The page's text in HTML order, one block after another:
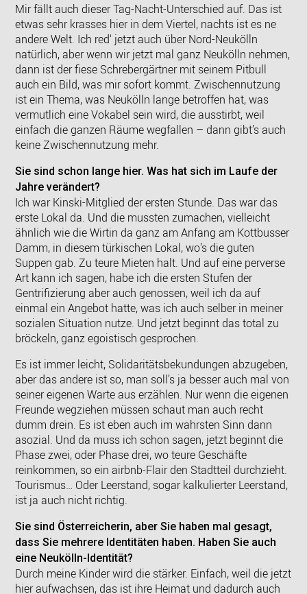
Mir fällt auch dieser Tag-Nacht-Unterschied auf. Das ist
etwas sehr krasses hier in dem Viertel, nachts ist es ne
andere Welt. Ich red‘ jetzt auch über Nord-Neukölln
natürlich, aber wenn wir jetzt mal ganz Neukölln nehmen,
dann ist der fiese Schrebergärtner mit seinem Pitbull
auch ein Bild, was mir sofort kommt. Zwischennutzung
ist ein Thema, was Neukölln lange betroffen hat, was
vermutlich eine Vokabel sein wird, die ausstirbt, weil
einfach die ganzen Räume wegfallen – dann gibt’s auch
keine Zwischennutzung mehr.
Sie sind schon lange hier. Was hat sich im Laufe der
Jahre verändert?
Ich war Kinski-Mitglied der ersten Stunde. Das war das
erste Lokal da. Und die mussten zumachen, vielleicht
ähnlich wie die Wirtin da ganz am Anfang am Kottbusser
Damm, in diesem türkischen Lokal, wo’s die guten
Suppen gab. Zu teure Mieten halt. Und auf eine perverse
Art kann ich sagen, habe ich die ersten Stufen der
Gentrifizierung aber auch genossen, weil ich da auf
einmal ein Angebot hatte, was ich auch selber in meiner
sozialen Situation nutze. Und jetzt beginnt das total zu
bröckeln, ganz egoistisch gesprochen.
Es ist immer leicht, Solidaritätsbekundungen abzugeben,
aber das andere ist so, man soll’s ja besser auch mal von
seiner eigenen Warte aus erzählen. Nur wenn die eigenen
Freunde wegziehen müssen schaut man auch recht
dumm drein. Es ist eben auch im wahrsten Sinn dann
asozial. Und da muss ich schon sagen, jetzt beginnt die
Phase zwei, oder Phase drei, wo teure Geschäfte
reinkommen, so ein airbnb-Flair den Stadtteil durchzieht.
Tourismus… Oder Leerstand, sogar kalkulierter Leerstand,
ist ja auch nicht richtig.
Sie sind Österreicherin, aber Sie haben mal gesagt,
dass Sie mehrere Identitäten haben. Haben Sie auch
eine Neukölln-Identität?
Durch meine Kinder wird die stärker. Einfach, weil die jetzt
hier aufwachsen, das ist ihre Heimat und dadurch auch